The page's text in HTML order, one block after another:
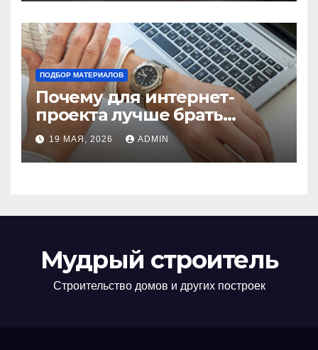
ПОДБОР МАТЕРИАЛОВ
Почему для интернет-
проекта лучше брать
отдельный сервер:
преимущества и ключевые
аспекты
19 МАЯ, 2026 ADMIN
Мудрый строитель
Строительство домов и других построек